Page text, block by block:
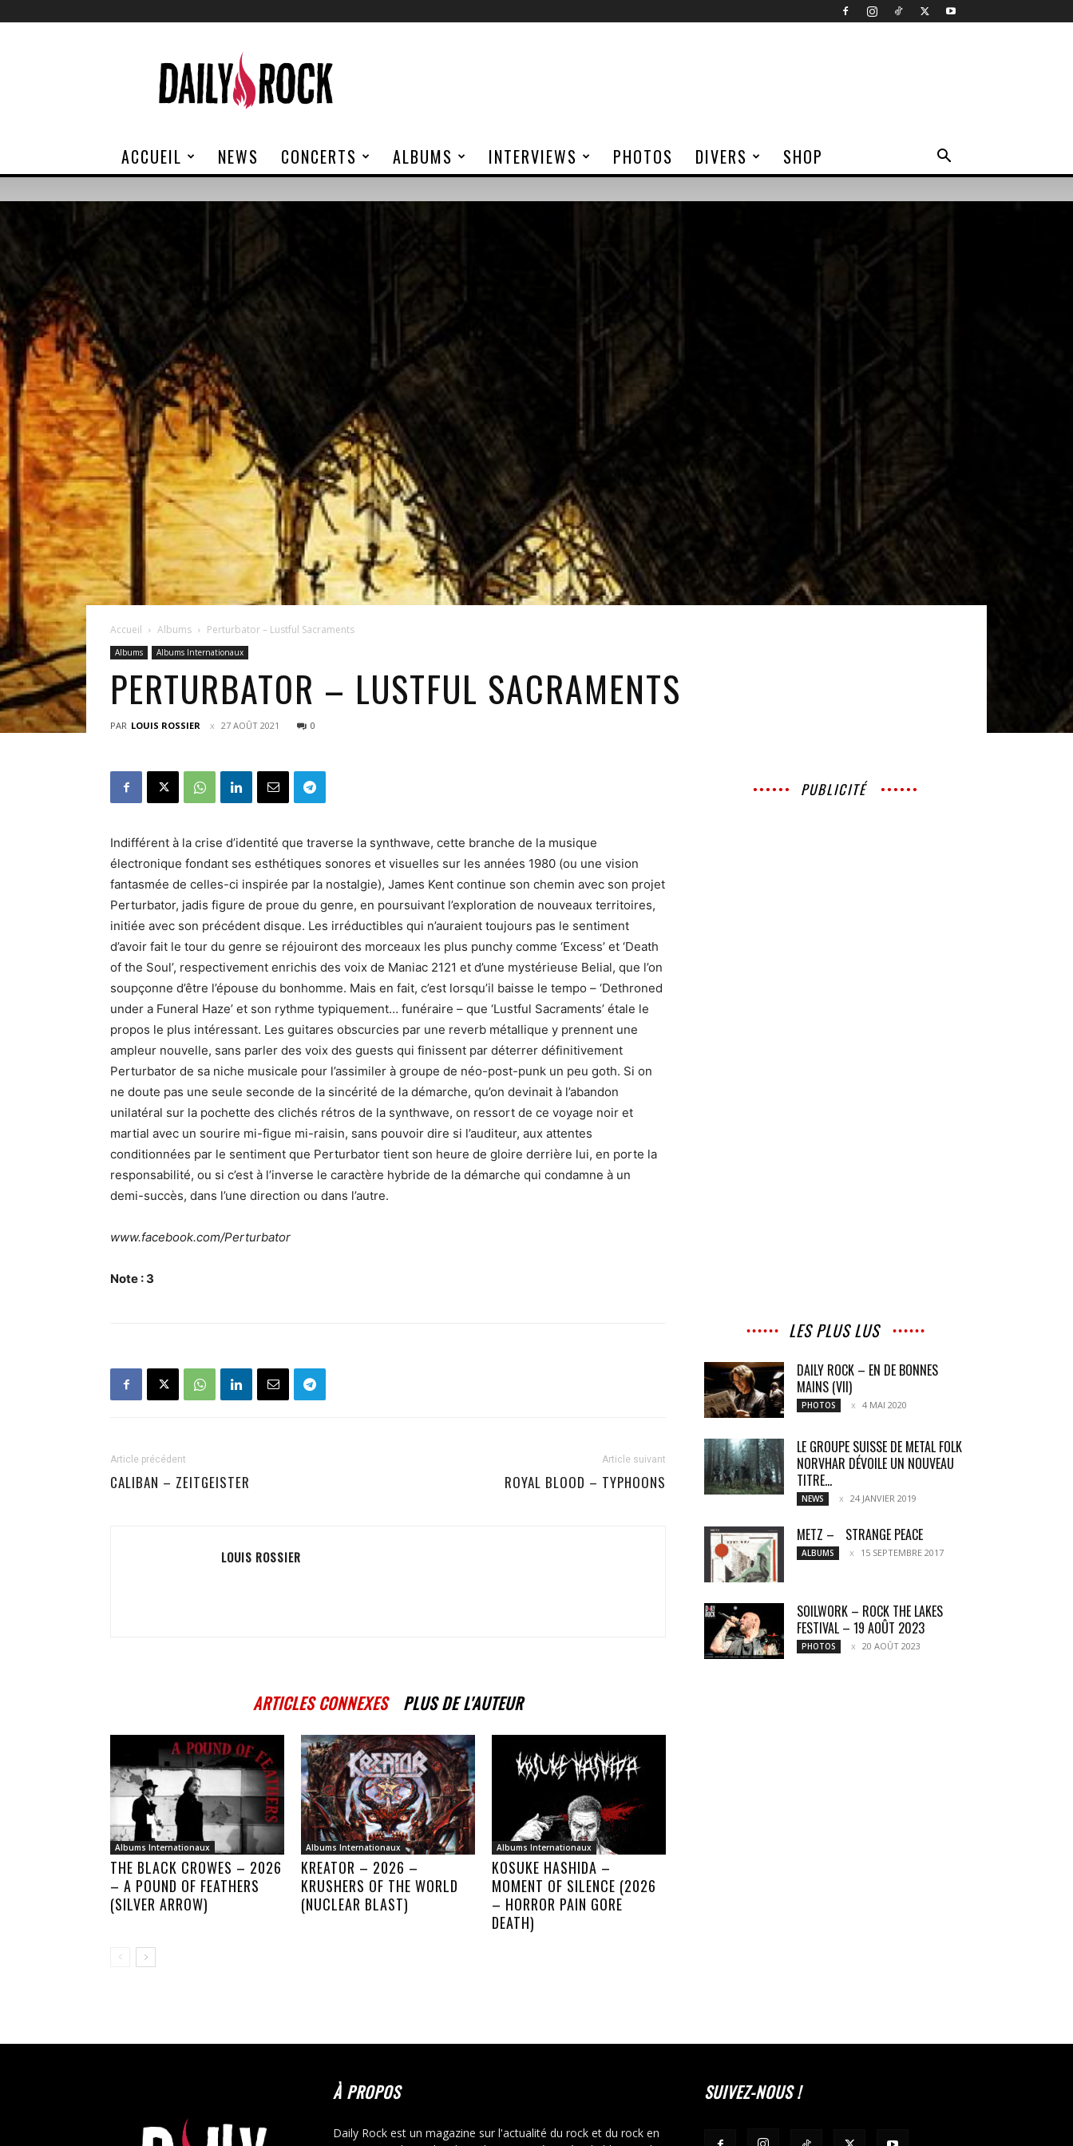
Rock
ACCUEIL NEWS CONCERTS ALBUMS INTERVIEWS PHOTOS DIVERS SHOP
Accueil Albums Perturbator – Lustful Sacraments
Albums Albums Internationaux
PERTURBATOR – LUSTFUL SACRAMENTS
PAR LOUIS ROSSIER 27 AOÛT 2021 0
Indifférent à la crise d’identité que traverse la synthwave, cette branche de la musique
électronique fondant ses esthétiques sonores et visuelles sur les années 1980 (ou une vision
fantasmée de celles-ci inspirée par la nostalgie), James Kent continue son chemin avec son projet
Perturbator, jadis figure de proue du genre, en poursuivant l’exploration de nouveaux territoires,
initiée avec son précédent disque. Les irréductibles qui n’auraient toujours pas le sentiment
d’avoir fait le tour du genre se réjouiront des morceaux les plus punchy comme ‘Excess’ et ‘Death
of the Soul’, respectivement enrichis des voix de Maniac 2121 et d’une mystérieuse Belial, que l’on
soupçonne d’être l’épouse du bonhomme. Mais en fait, c’est lorsqu’il baisse le tempo – ‘Dethroned
under a Funeral Haze’ et son rythme typiquement… funéraire – que ‘Lustful Sacraments’ étale le
propos le plus intéressant. Les guitares obscurcies par une reverb métallique y prennent une
ampleur nouvelle, sans parler des voix des guests qui finissent par déterrer définitivement
Perturbator de sa niche musicale pour l’assimiler à groupe de néo-post-punk un peu goth. Si on
ne doute pas une seule seconde de la sincérité de la démarche, qu’on devinait à l’abandon
unilatéral sur la pochette des clichés rétros de la synthwave, on ressort de ce voyage noir et
martial avec un sourire mi-figue mi-raisin, sans pouvoir dire si l’auditeur, aux attentes
conditionnées par le sentiment que Perturbator tient son heure de gloire derrière lui, en porte la
responsabilité, ou si c’est à l’inverse le caractère hybride de la démarche qui condamne à un
demi-succès, dans l’une direction ou dans l’autre.
www.facebook.com/Perturbator
Note : 3
Article précédent
CALIBAN – ZEITGEISTER
Article suivant
ROYAL BLOOD – TYPHOONS
LOUIS ROSSIER
ARTICLES CONNEXES PLUS DE L'AUTEUR
Albums Internationaux
THE BLACK CROWES – 2026
– A POUND OF FEATHERS
(SILVER ARROW)
Albums Internationaux
KREATOR – 2026 –
KRUSHERS OF THE WORLD
(NUCLEAR BLAST)
Albums Internationaux
KOSUKE HASHIDA –
MOMENT OF SILENCE (2026
– HORROR PAIN GORE
DEATH)
PUBLICITÉ
LES PLUS LUS
DAILY ROCK – EN DE BONNES
MAINS (VII)
PHOTOS 4 MAI 2020
LE GROUPE SUISSE DE METAL FOLK
NORVHAR DÉVOILE UN NOUVEAU
TITRE...
NEWS 24 JANVIER 2019
METZ – STRANGE PEACE
ALBUMS 15 SEPTEMBRE 2017
SOILWORK – ROCK THE LAKES
FESTIVAL – 19 AOÛT 2023
PHOTOS 20 AOÛT 2023
À PROPOS
Daily Rock est un magazine sur l'actualité du rock et du rock en
SUIVEZ-NOUS !